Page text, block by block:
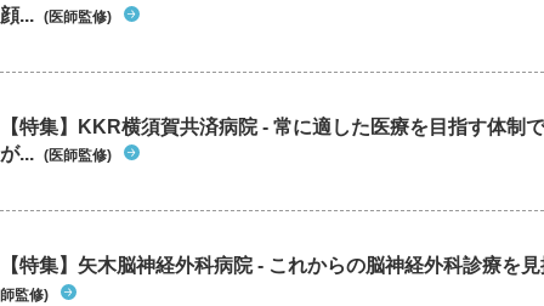
顔... (医師監修)
【特集】KKR横須賀共済病院 - 常に適した医療を目指す体制
が... (医師監修)
【特集】矢木脳神経外科病院 - これからの脳神経外科診療を
師監修)